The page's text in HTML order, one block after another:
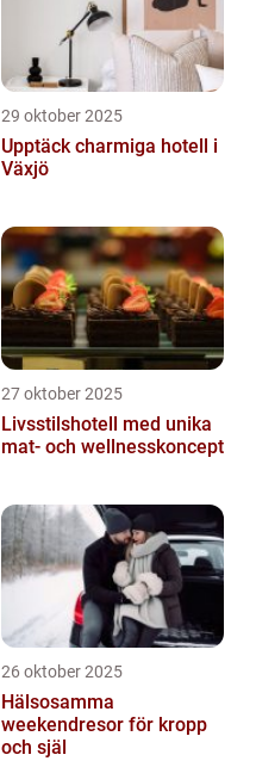
29 oktober 2025
Upptäck charmiga hotell i
Växjö
27 oktober 2025
Livsstilshotell med unika
mat- och wellnesskoncept
26 oktober 2025
Hälsosamma
weekendresor för kropp
och själ